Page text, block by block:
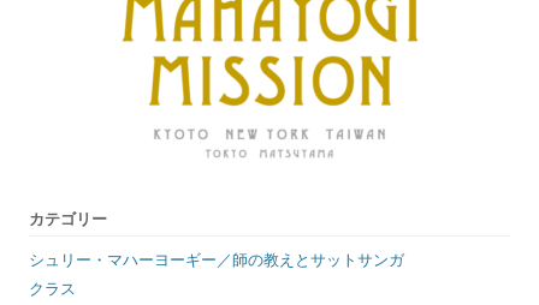
カテゴリー
シュリー・マハーヨーギー／師の教えとサットサンガ
クラス